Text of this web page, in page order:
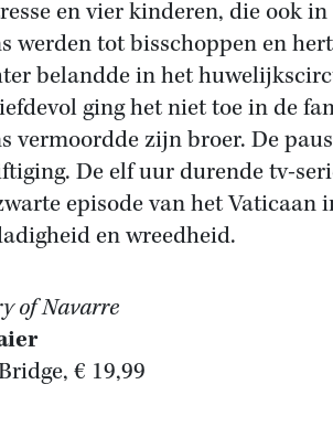
en vier kinderen, die ook in
werden tot bisschoppen en
belandde in het
ging het niet toe in de
vermoordde zijn broer. De
De elf uur durende tv-
episode van het Vaticaan
en wreedheid.
of Navarre
€ 19,99